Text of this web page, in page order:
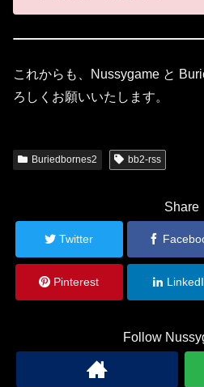
これからも、Nussygame と
ろしくお願いいたします。
Buriedbornes2 bb2-rss
Share
Twitter
Pinterest
Follow